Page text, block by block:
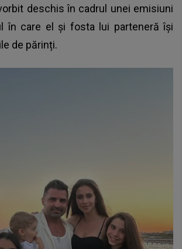
deschis în cadrul unei emisiuni
în care el și fosta lui parteneră își
de părinți.